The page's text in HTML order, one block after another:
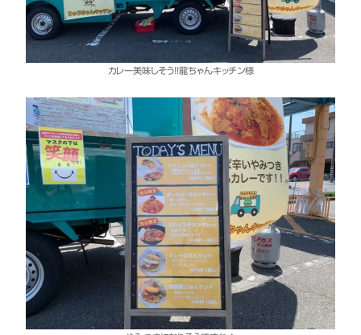
カレー美味しそう！！龍ちゃんキッチン様